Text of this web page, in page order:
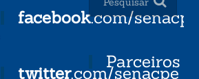
facebook.com/senacpe
twitter.com/senacpe
Parceiros